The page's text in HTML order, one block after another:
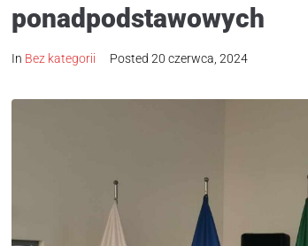
ponadpodstawowych
In Bez kategorii Posted 20 czerwca, 2024